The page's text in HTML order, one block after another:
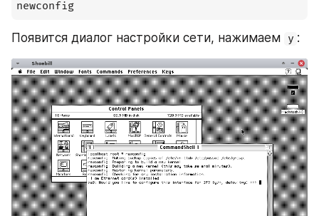
newconfig
Появится диалог настройки сети, нажимаем y :